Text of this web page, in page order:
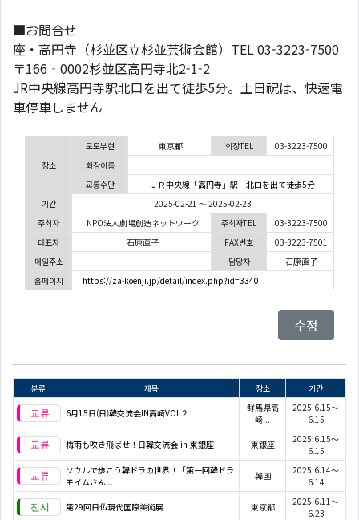
■お問合せ
座・高円寺（杉並区立杉並芸術会館）TEL 03-3223-7500
〒166‐0002杉並区高円寺北2-1-2
JR中央線高円寺駅北口を出て徒歩5分。土日祝は、快速電
車停車しません
장소
도도부현 東京都 회장TEL
03-3223-7500
회장이름
교통수단
ＪＲ中央線「高円寺」駅 北口を出て徒歩5分
기간
2025-02-21 ～ 2025-02-23
주최자
NPO法人劇場創造ネットワーク 주최자TEL
03-3223-7500
대표자
石原直子 FAX번호
03-3223-7501
메일주소
담당자
石原直子
홈페이지
https://za-koenji.jp/detail/index.php?id=3340
수정
분류 제목 장소 기간
6月15日(日)韓交流会IN高崎VOL２
群馬県高
崎...
2025.6.15～
6.15
梅雨も吹き飛ばせ！日韓交流会 in 東銀座 東銀座
2025.6.15～
6.15
ソウルで歩こう韓ドラの世界！「第一回韓ドラ
モイムさん...
韓国
2025.6.14～
6.14
第29回日仏現代国際美術展 東京都
2025.6.11～
6.23